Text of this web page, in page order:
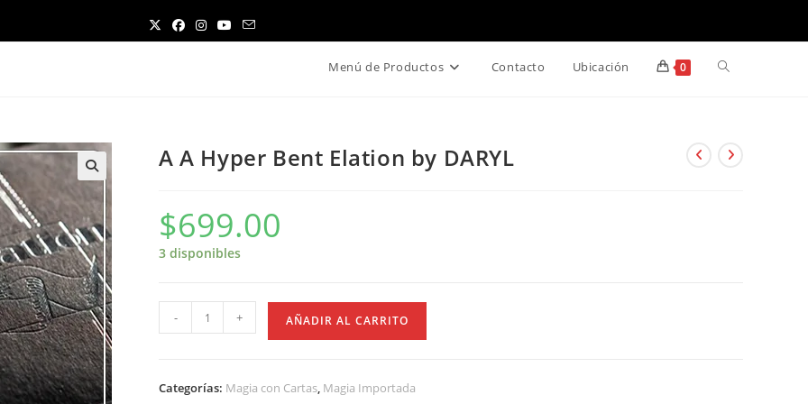
Menú de Productos Contacto Ubicación 0 Alternar
de
A A Hyper Bent Elation by DARYL
$699.00
3 disponibles
A
- + AÑADIR AL CARRITO
Categorías: Magia con Cartas, Magia Importada